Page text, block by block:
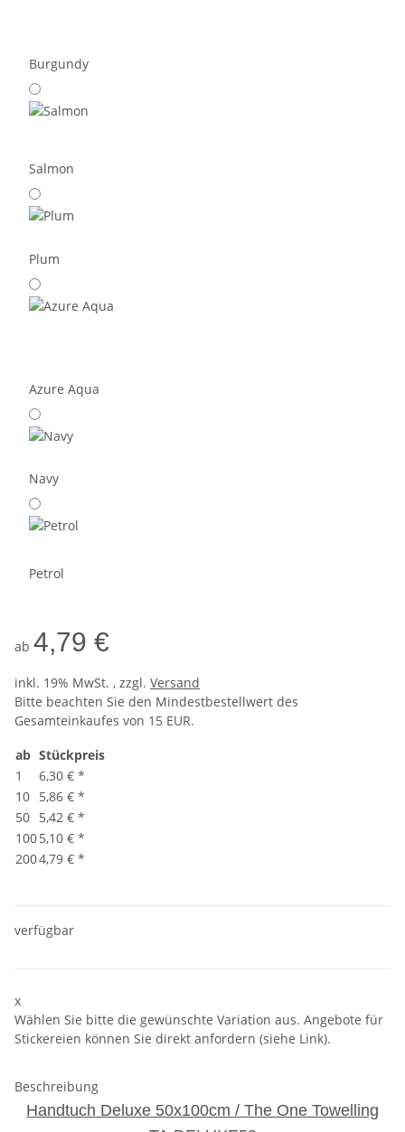
Burgundy
Salmon
Plum
Azure Aqua
Navy
Petrol
ab 4,79 €
inkl. 19% MwSt. , zzgl. Versand
Bitte beachten Sie den Mindestbestellwert des
Gesamteinkaufes von 15 EUR.
ab Stückpreis
1
6,30 € *
10 5,86 € *
50 5,42 € *
1005,10 € *
2004,79 € *
verfügbar
x
Wählen Sie bitte die gewünschte Variation aus. Angebote für
Stickereien können Sie direkt anfordern (siehe Link).
Beschreibung
Handtuch Deluxe 50x100cm / The One Towelling